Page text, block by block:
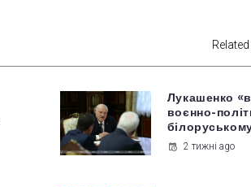
Лукашенко
воєнно-
2 тижні ago